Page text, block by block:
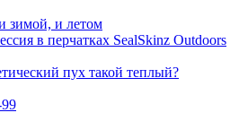
зимой, и летом
в перчатках SealSkinz Outdoors
пух такой теплый?